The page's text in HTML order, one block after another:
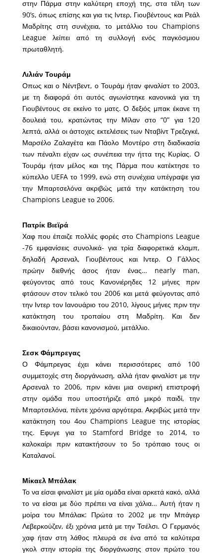
στην Πάρμα στην καλύτερη εποχή της, στα τέλη των
90’s, όπως επίσης και για τις Ιντερ, Γιουβέντους και Ρεάλ
Μαδρίτης στη συνέχεια, το μετάλλιο του Champions
League λείπει από τη συλλογή ενός παγκόσμιου
πρωταθλητή.
Λιλιάν Τουράμ
Οπως και ο Νέντβεντ, ο Τουράμ ήταν φιναλίστ το 2003,
με τη διαφορά ότι αυτός αγωνίστηκε κανονικά για τη
Γιουβέντους σε εκείνο το ματς. Ο δεξιός μπακ έκανε τη
δουλειά του, κρατώντας την Μίλαν στο “0” για 120
λεπτά, αλλά οι άστοχες εκτελέσεις των Νταβίντ Τρεζεγκέ,
Μαρσέλο Ζαλαγέτα και Πάολο Μοντέρο στη διαδικασία
των πέναλτι είχαν ως συνέπεια την ήττα της Κυρίας. Ο
Τουράμ ήταν μέλος και της Πάρμα που κατέκτησε το
κύπελλο UEFA το 1999, ενώ στη συνέχεια υπέγραψε για
την Μπαρτσελόνα ακριβώς μετά την κατάκτηση του
Champions League το 2006.
Πατρίκ Βιεϊρά
Χαφ που έπαιζε πολλές φορές στο Champions League
-76 εμφανίσεις συνολικά- για τρία διαφορετικά κλαμπ,
δηλαδή Αρσεναλ, Γιουβέντους και Ιντερ. Ο Γάλλος
πρώην διεθνής άσος ήταν ένας… nearly man,
φεύγοντας από τους Κανονιέρηδες 12 μήνες πριν
φτάσουν στον τελικό του 2006 και μετά φεύγοντας από
την Ιντερ τον Ιανουάριο του 2010, λίγους μήνες πριν την
κατάκτηση του τροπαίου στη Μαδρίτη. Και δεν
δικαιούνταν, βάσει κανονισμού, μετάλλιο.
Σεσκ Φάμπρεγας
Ο Φάμπρεγας έχει κάνει περισσότερες από 100
συμμετοχές στη διοργάνωση, αλλά ήταν φιναλίστ με την
Αρσεναλ το 2006, πριν κάνει μια ονειρική επιστροφή
στην ομάδα που υποστήριζε από μικρό παιδί, την
Μπαρτσελόνα, πέντε χρόνια αργότερα. Ακριβώς μετά την
κατάκτηση του 4ου Champions League της ιστορίας
της. Εφυγε για το Stamford Bridge το 2014, το
καλοκαίρι πριν κατακτήσουν το 5ο τρόπαιο τους οι
Καταλανοί.
Μίκαελ Μπάλακ
Το να είσαι φιναλίστ με μία ομάδα είναι αρκετά κακό, αλλά
το να είσαι με δύο πρέπει να είναι χάλια… Αυτή ήταν η
μοίρα του Μπάλακ: Πρώτα το 2002 με την Μπάγερ
Λεβερκούζεν, έξι χρόνια μετά με την Τσέλσι. Ο Γερμανός
χαφ ήταν στη λάθος πλευρά σε ένα από τα καλύτερα
γκολ στην ιστορία της διοργάνωσης στον πρώτο του